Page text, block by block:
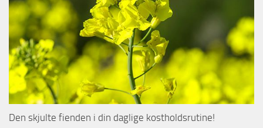
Den skjulte fienden i din daglige kostholdsrutine!